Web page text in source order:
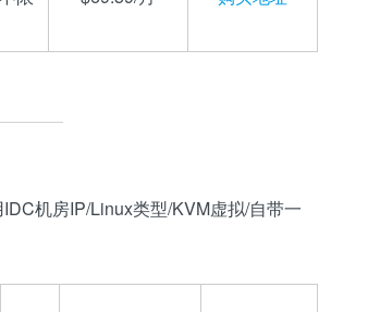
机房IP/Linux类型/KVM虚拟/自带一